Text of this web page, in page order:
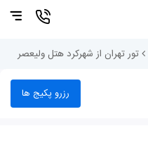
تور تهران از شهرکرد هتل ولیعصر
رزرو پکیج ها